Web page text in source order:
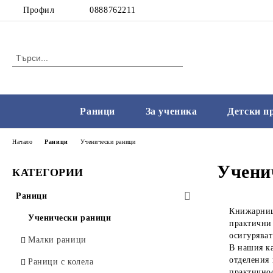
Профил 0888762211
Раници За ученика Детски
КАТЕГОРИИ
Раници
Ученически раници
Малки раници
Раници с колела
Начало Раници Ученически раници
практични
В нашия